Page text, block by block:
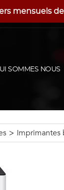
mensuels
SOMMES NOUS
> Imprimantes